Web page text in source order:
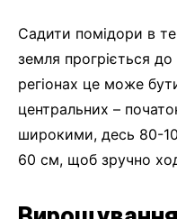
Садити помідори в
земля прогріється до
регіонах це може
центральних –
широкими, десь 80-
60 см, щоб зручно